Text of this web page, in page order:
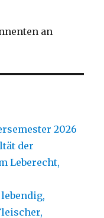
an
2026
der
Leberecht,